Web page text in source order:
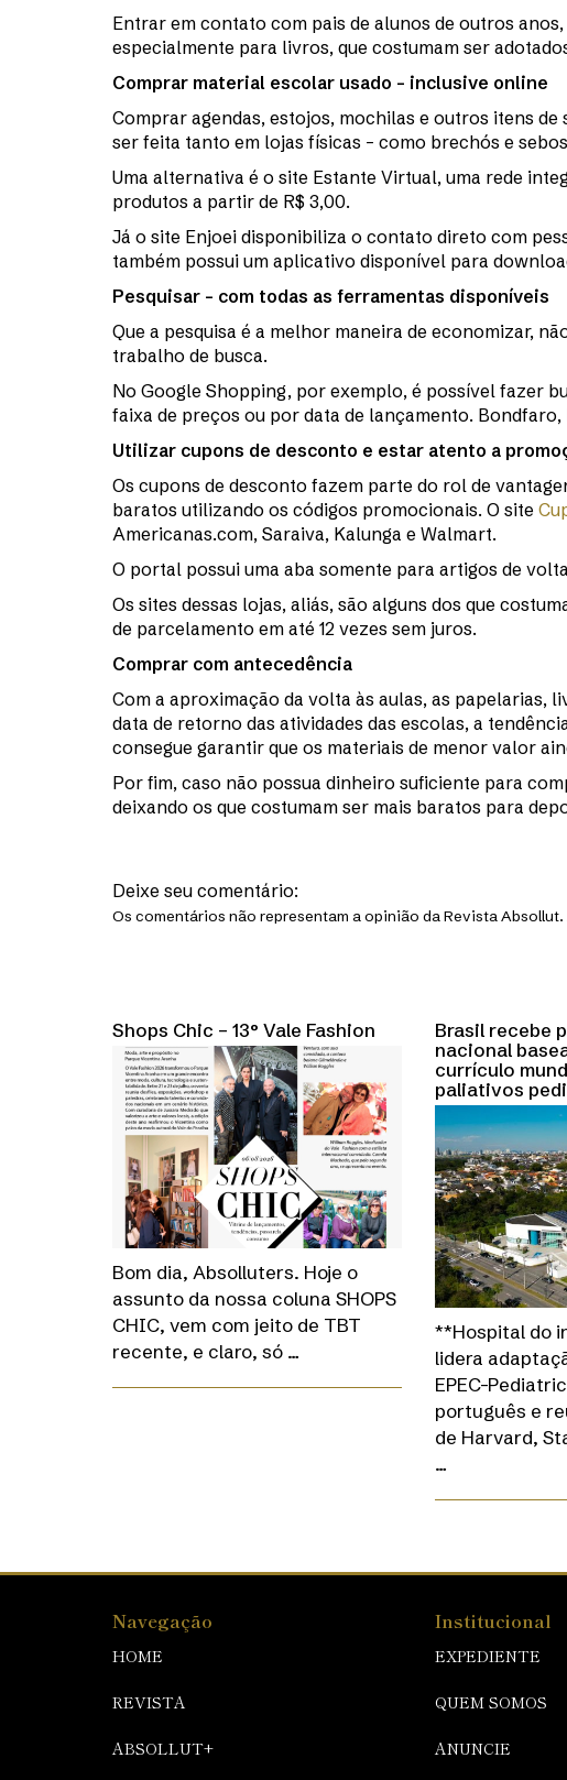
Entrar em contato com pais de alunos de outros
especialmente para livros, que costumam ser
Comprar material escolar usado – inclusive online
Comprar agendas, estojos, mochilas e outros itens
ser feita tanto em lojas físicas – como brechós e
Uma alternativa é o site Estante Virtual, uma rede
produtos a partir de R$ 3,00.
Já o site Enjoei disponibiliza o contato direto com
também possui um aplicativo disponível para
Pesquisar – com todas as ferramentas disponíveis
Que a pesquisa é a melhor maneira de economizar,
trabalho de busca.
No Google Shopping, por exemplo, é possível fazer
faixa de preços ou por data de lançamento.
Utilizar cupons de desconto e estar atento a
Os cupons de desconto fazem parte do rol de
baratos utilizando os códigos promocionais. O site
Americanas.com, Saraiva, Kalunga e Walmart.
O portal possui uma aba somente para artigos de
Os sites dessas lojas, aliás, são alguns dos que
de parcelamento em até 12 vezes sem juros.
Comprar com antecedência
Com a aproximação da volta às aulas, as papelarias,
data de retorno das atividades das escolas, a
consegue garantir que os materiais de menor valor
Por fim, caso não possua dinheiro suficiente para
deixando os que costumam ser mais baratos para
Deixe seu comentário:
Os comentários não representam a opinião da Revista
Shops Chic – 13° Vale Fashion
Bom dia, Absolluters. Hoje o
assunto da nossa coluna SHOPS
CHIC, vem com jeito de TBT
recente, e claro, só …
Brasil recebe
nacional
currículo
paliativos
**Hospital do
lidera
EPEC-
português e
de Harvard,
…
Navegação
HOME
REVISTA
ABSOLLUT+
Institucional
EXPEDIENTE
QUEM SOMOS
ANUNCIE